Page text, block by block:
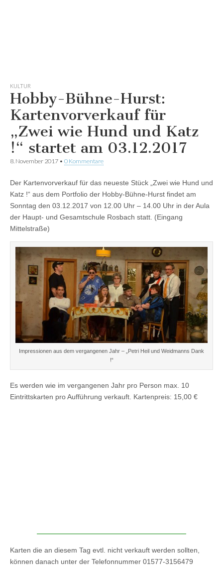
KULTUR
Hobby-Bühne-Hurst:
Kartenvorverkauf für
„Zwei wie Hund und Katz
!“ startet am 03.12.2017
8. November 2017 • 0 Kommentare
Der Kartenvorverkauf für das neueste Stück „Zwei wie Hund und
Katz !“ aus dem Portfolio der Hobby-Bühne-Hurst findet am
Sonntag den 03.12.2017 von 12.00 Uhr – 14.00 Uhr in der Aula
der Haupt- und Gesamtschule Rosbach statt. (Eingang
Mittelstraße)
Impressionen aus dem vergangenen Jahr – „Petri Heil und Weidmanns Dank
!“
Es werden wie im vergangenen Jahr pro Person max. 10
Eintrittskarten pro Aufführung verkauft. Kartenpreis: 15,00 €
Karten die an diesem Tag evtl. nicht verkauft werden sollten,
können danach unter der Telefonnummer 01577-3156479